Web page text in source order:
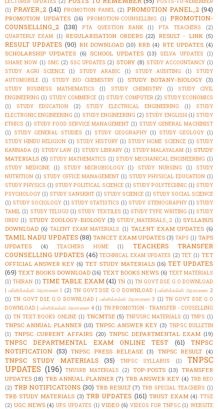
(1) PRAYER_2 (141) PROMOTION PANEL (2) PROMOTION PANEL_2 (94)
PROMOTION UPDATES (16) PROMOTION-COUNSELLING (1)
PROMOTION-
COUNSELLING_2 (138) PTA QUESTION BANK (1) PTA TEACHERS
(2)
QUARTERLY EXAM (1) REGULARISATION ORDERS (22) RESULT - LINK (5)
RESULT UPDATES (90) RH DOWNLOAD (10) RRB (4) RTE UPDATES (4)
SCHOLARSHIP UPDATES (6) SCHOOL UPDATES (13) SELVA UPDATES
(1)
SHARE NOW (1) SMC (2) SSC UPDATES (2) STORY (8) STUDY ACCOUNTANCY (1)
STUDY AGRI SCIENCE
(1) STUDY ARABIC (1) STUDY AUDITING (1)
STUDY
AUTOMOBILE (1) STUDY BIO CHEMISTRY (1) STUDY BOTANY-BIOLOGY (3)
STUDY BUSINESS MATHEMATICS (1) STUDY CHEMISTRY (1)
STUDY CIVIL
ENGINEERING (1) STUDY COMMERCE (1) STUDY COMPUTER (2) STUDY ECONOMICS
(1)
STUDY EDUCATION (2) STUDY ELECTRICAL ENGINEERING (1)
STUDY
ELECTRONIC ENGINEERING (1) STUDY ENGINEERING (2) STUDY ENGLISH (1) STUDY
ETHICS (1) STUDY FOOD SERVICE MANAGEMENT (1) STUDY GENERAL MACHINIST
(1) STUDY GENERAL STUDIES (1) STUDY GEOGRAPHY (1) STUDY GEOLOGY (1)
STUDY HINDU RELIGION (1) STUDY HISTORY (1) STUDY HOME SCIENCE (1) STUDY
KANNADA (1) STUDY LAW (1) STUDY LIBRARY (1) STUDY MALAYALAM (1) STUDY
MATERIALS (5) STUDY MATHEMATICS (1) STUDY MECHANICAL ENGINEERING (1)
STUDY MEDICINE
(1) STUDY MICROBIOLOGY (1) STUDY NURSING (1)
STUDY
NUTRITION (1) STUDY OFFICE MANAGEMENT (1) STUDY PHYSICAL EDUCATION (1)
STUDY PHYSICS (1) STUDY POLITICAL SCIENCE (1) STUDY POLYTECHNIC (1) STUDY
PSYCHOLOGY (1) STUDY SANSKRIT (1) STUDY SCIENCE (1) STUDY SOCIAL SCIENCE
(1) STUDY SOCIOLOGY (1) STUDY STATISTICS (1) STUDY STENOGRAPHY (1) STUDY
TAMIL (1) STUDY TELUGU (1) STUDY TEXTILES (1) STUDY TYPE WRITING (1) STUDY
URDU (1) STUDY ZOOLOGY-BIOLOGY (3) STUDY_MATERIALS_2 (1) SYLLABUS
DOWNLOAD (6) TALENT EXAM MATERIALS (1) TALENT EXAM UPDATES (6)
TAMIL NADU UPDATES (88) TANCET EXAM UPDATES (3) TAPS (1) TAPS
UPDATES
(4) TEACHERS HOME (1)
TEACHERS TRANSFER
COUNSELLING UPDATES (46) TECHNICAL EXAM UPDATES (2) TET (1) TET
OFFICIAL ANSWER KEY (6) TET STUDY MATERIALS (16) TET UPDATES
(69) TEXT BOOKS DOWNLOAD (16) TEXT BOOKS NEWS (6) TEXT MATERIALS
(1) THIRAN (1) TIME TABLE EXAM (41) TN (1) TN GOVT DSE G.O DOWNLOAD
| பள்ளிக்கல்வி அரசாணை 1 (2) TN GOVT DSE G.O DOWNLOAD | பள்ளிக்கல்வி அரசாணை 2
(1) TN GOVT DSE G.O DOWNLOAD | பள்ளிக்கல்வி அரசாணை 3 (1) TN GOVT DSE G.O
DOWNLOAD | பள்ளிக்கல்வி அரசாணை 4 (1) TN PROMOTION - TRANSFER - COUSELLING
(1) TN TEXT BOOKS ONLINE (1) TNCMTSE (5) TNFUSRC MATERIALS (1) TNPS (1)
TNPSC ANNUAL PLANNER (10) TNPSC ANSWER KEY (3) TNPSC BULLETIN
(1) TNPSC CURRENT AFFAIRS (20) TNPSC DEPARTMENTAL EXAM (19)
TNPSC DEPARTMENTAL EXAM ONLINE TEST (61)
TNPSC
NOTIFICATION (53) TNPSC PRESS RELEASE (3) TNPSC RESULT (4)
TNPSC STUDY MATERIALS (35) TNPSC SYLLABUS (1)
TNPSC
UPDATES (196) TNUSRB MATERIALS (2) TOP-POSTS (13) TRANSFER
UPDATES (18) TRB ANNUAL PLANNER (7) TRB ANSWER KEY (4) TRB BEO
(2) TRB NOTIFICATIONS (30) TRB RESULT (7) TRB SPECIAL TEACHERS (1)
TRB STUDY MATERIALS (3) TRB UPDATES (161) TRUST EXAM (4) TTSE
(2) UGC NEWS (4) UPS UPDATES (1) VIDEO (6) VIDEOS FOR TNPSC (1) WEBSITE